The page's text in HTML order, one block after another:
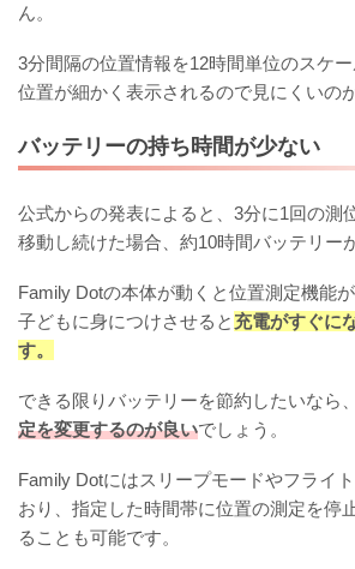
ん。
3分間隔の位置情報を12時間単位のスケー
位置が細かく表示されるので見にくいの
バッテリーの持ち時間が少ない
公式からの発表によると、3分に1回の測
移動し続けた場合、約10時間バッテリー
Family Dotの本体が動くと位置測定機能
子どもに身につけさせると 充電がすぐに
す。
できる限りバッテリーを節約したいなら、
定を変更するのが良いでしょう。
Family Dotにはスリープモードやフライ
おり、指定した時間帯に位置の測定を停
ることも可能です。